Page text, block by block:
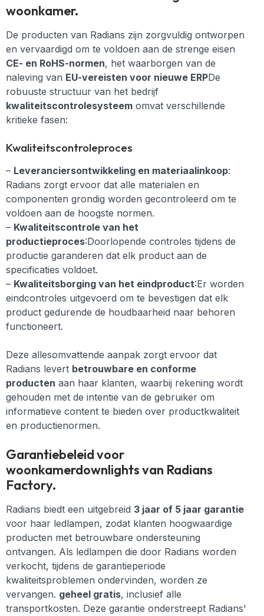
woonkamer.
De producten van Radians zijn zorgvuldig ontworpen
en vervaardigd om te voldoen aan de strenge eisen
CE- en RoHS-normen, het waarborgen van de
naleving van EU-vereisten voor nieuwe ERPDe
robuuste structuur van het bedrijf
kwaliteitscontrolesysteem omvat verschillende
kritieke fasen:
Kwaliteitscontroleproces
– Leveranciersontwikkeling en materiaalinkoop:
Radians zorgt ervoor dat alle materialen en
componenten grondig worden gecontroleerd om te
voldoen aan de hoogste normen.
– Kwaliteitscontrole van het
productieproces:Doorlopende controles tijdens de
productie garanderen dat elk product aan de
specificaties voldoet.
– Kwaliteitsborging van het eindproduct:Er worden
eindcontroles uitgevoerd om te bevestigen dat elk
product gedurende de houdbaarheid naar behoren
functioneert.
Deze allesomvattende aanpak zorgt ervoor dat
Radians levert betrouwbare en conforme
producten aan haar klanten, waarbij rekening wordt
gehouden met de intentie van de gebruiker om
informatieve content te bieden over productkwaliteit
en productienormen.
Garantiebeleid voor
woonkamerdownlights van Radians
Factory.
Radians biedt een uitgebreid 3 jaar of 5 jaar garantie
voor haar ledlampen, zodat klanten hoogwaardige
producten met betrouwbare ondersteuning
ontvangen. Als ledlampen die door Radians worden
verkocht, tijdens de garantieperiode
kwaliteitsproblemen ondervinden, worden ze
vervangen. geheel gratis, inclusief alle
transportkosten. Deze garantie onderstreept Radians'